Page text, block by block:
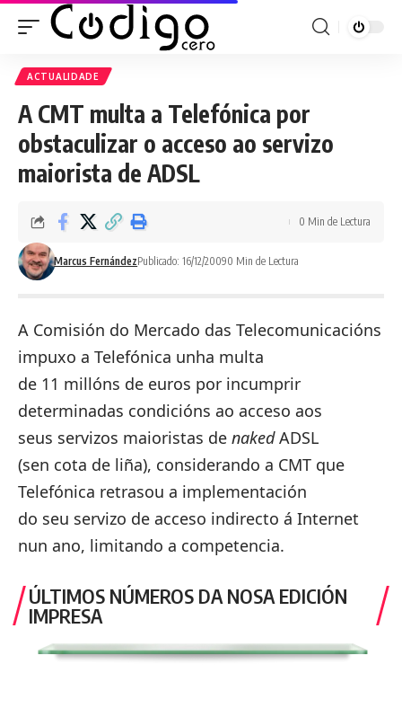
ACTUALIDADE
A CMT multa a Telefónica por
obstaculizar o acceso ao servizo
maiorista de ADSL
Marcus FernándezPublicado: 16/12/20090 Min de Lectura
0 Min de Lectura
A Comisión do Mercado das Telecomunicacións
impuxo a Telefónica unha multa
de 11 millóns de euros por incumprir
determinadas condicións ao acceso aos
seus servizos maioristas de nakedADSL
(sen cota de liña), considerando a CMT que
Telefónica retrasou a implementación
do seu servizo de acceso indirecto á Internet
nun ano, limitando a competencia.
ÚLTIMOS NÚMEROS DA NOSA EDICIÓN
IMPRESA